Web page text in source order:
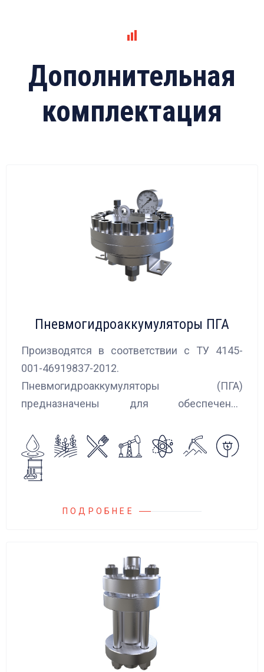
Дополнительная
комплектация
Пневмогидроаккумуляторы ПГА
Производятся в соответствии с ТУ 4145-
001-46919837-2012.
Пневмогидроаккумуляторы (ПГА)
предназначены для обеспечения
колебаний потока жидкости, возникающих в
гидравлических системах.
ПОДРОБНЕЕ